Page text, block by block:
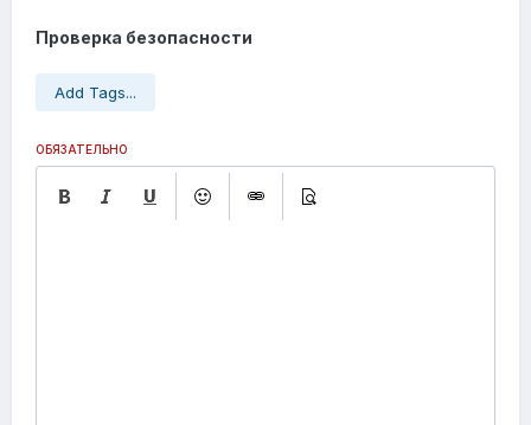
Проверка безопасности
Add Tags...
ОБЯЗАТЕЛЬНО